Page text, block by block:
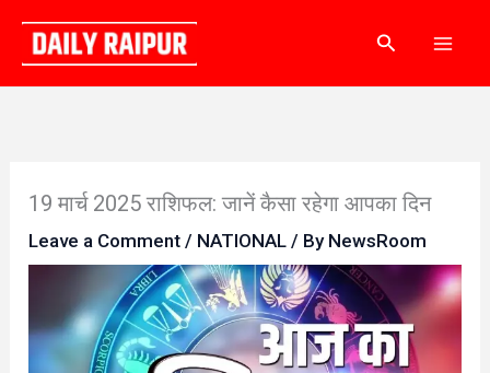
content
Search
19 मार्च 2025 राशिफल: जानें कैसा रहेगा आपका दिन
Leave a Comment / NATIONAL / By NewsRoom